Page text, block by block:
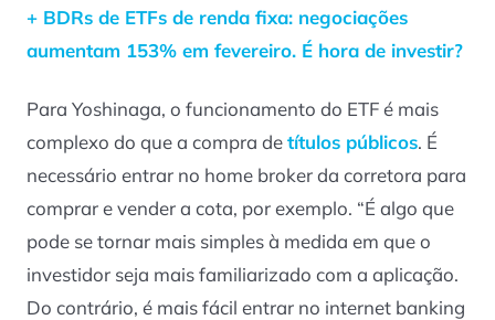
+ BDRs de ETFs de renda fixa: negociações
aumentam 153% em fevereiro. É hora de investir?
Para Yoshinaga, o funcionamento do ETF é mais
complexo do que a compra detítulos públicos. É
necessário entrar no home broker da corretora para
comprar e vender a cota, por exemplo. “É algo que
pode se tornar mais simples à medida em que o
investidor seja mais familiarizado com a aplicação.
Do contrário, é mais fácil entrar no internet banking